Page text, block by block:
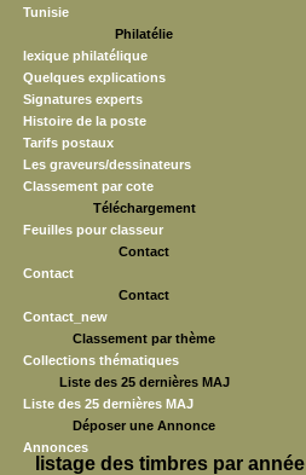
Tunisie
Philatélie
lexique philatélique
Quelques explications
Signatures experts
Histoire de la poste
Tarifs postaux
Les graveurs/dessinateurs
Classement par cote
Téléchargement
Feuilles pour classeur
Contact
Contact
Contact
Contact_new
Classement par thème
Collections thématiques
Liste des 25 dernières MAJ
Liste des 25 dernières MAJ
Déposer une Annonce
Annonces
listage des timbres par année